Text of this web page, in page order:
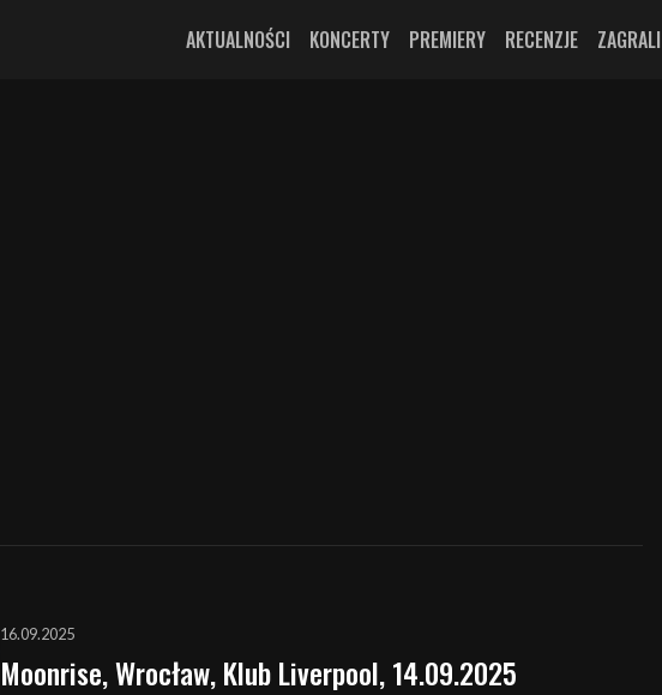
AKTUALNOŚCI KONCERTY PREMIERY RECENZJE ZAGRALI
16.09.2025
Moonrise, Wrocław, Klub Liverpool, 14.09.2025